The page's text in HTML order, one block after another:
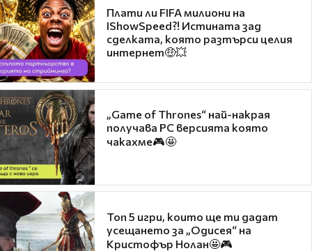
Плати ли FIFA милиони на
IShowSpeed?! Истината зад
сделката, която разтърси целия
интернет🤑💥
„Game of Thrones“ най-накрая
получава PC версията която
чакахме🎮🤩
Топ 5 игри, които ще ти дадат
усещането за „Одисея“ на
Кристофър Нолан🤩🎮